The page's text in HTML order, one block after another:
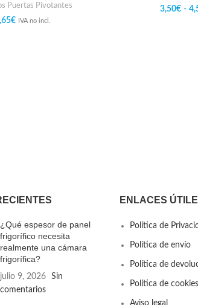
Puertas Pivotantes
€ IVA no incl.
3,50€ -
¿Qué espesor de panel
frigorífico necesita
realmente una cámara
frigorífica?
julio 9, 2026
Sin
comentarios
ENLACES
Política de
Política de envío
Política de
Política de cookies
Aviso legal